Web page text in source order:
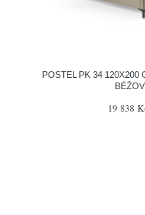
POSTEL PK 34 120X200
19 838